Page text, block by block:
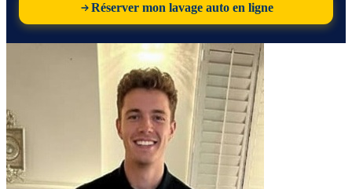
Réserver mon lavage auto en ligne